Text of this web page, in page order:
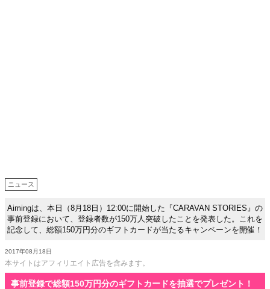
ニュース
Aimingは、本日（8月18日）12:00に開始した『CARAVAN STORIES』の
事前登録において、登録者数が150万人突破したことを発表した。これを
記念して、総額150万円分のギフトカードが当たるキャンペーンを開催！
2017年08月18日
本サイトはアフィリエイト広告を含みます。
事前登録で総額150万円分のギフトカードを抽選でプレゼント！